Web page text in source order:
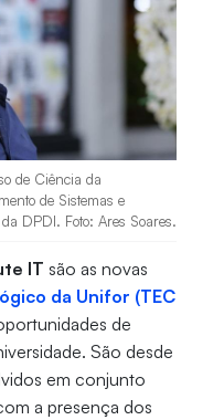
de Ciência da
de Sistemas e
DPDI. Foto: Ares Soares.
IT são as novas
da Unifor (TEC
de
São desde
em conjunto
a presença dos